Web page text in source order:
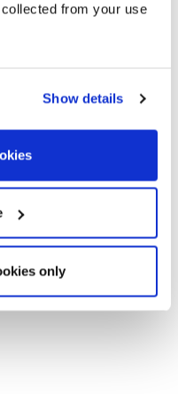
from your use
Show details
only